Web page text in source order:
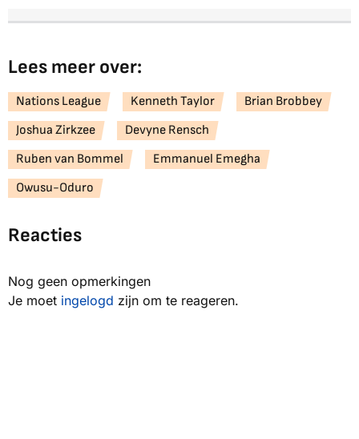
Lees meer over:
Nations League Kenneth Taylor
Brian Brobbey
Joshua Zirkzee
Devyne Rensch
Ruben van Bommel
Emmanuel Emegha
Owusu-Oduro
Reacties
Nog geen opmerkingen
Je moet ingelogd zijn om te reageren.